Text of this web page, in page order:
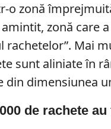
o zonă
zonă care
rachetelor”. Mai
sunt aliniate în
din dimensiunea
de rachete